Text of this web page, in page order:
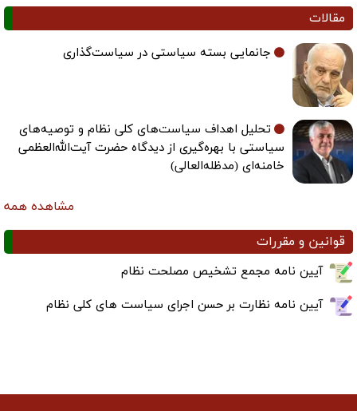
مقالات
جانمایی بسته سیاستی در سیاست‌گذاری
تحلیل اهداف سیاست‌های کلی نظام و توصیه‌های
سیاستی با بهره‌گیری از دیدگاه حضرت آیت‌الله‌العظمی
خامنه‌ای (مدظله‌العالی)
مشاهده همه
قوانین و مقررات
آیین نامه مجمع تشخیص مصلحت نظام
آیین نامه نظارت بر حسن اجرای سیاست های کلی نظام